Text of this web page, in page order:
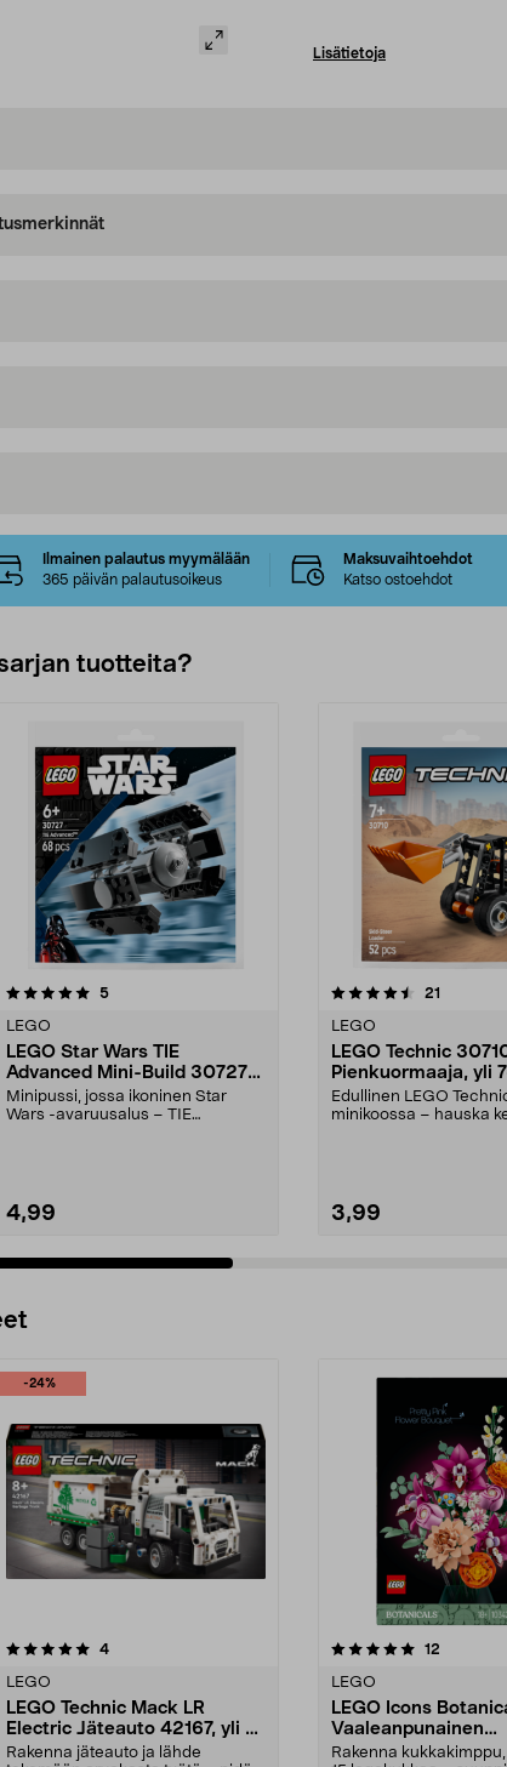
Lisätietoja
Ilmainen palautus myymälään
365 päivän palautusoikeus
Maksuvaihtoehdot
Katso ostoehdot
tuotteita?
5arvostelut
LEGO
LEGO Star Wars TIE
Advanced Mini-Build 30727
Minipussi, 6+ vuotta
Minipussi, jossa ikoninen Star
Wars -avaruusalus – TIE
4,99
4.5viidestä
21
LEGO
LEGO Technic
Pienkuormaaja, yli
vuotiaille
Edullinen LEGO
minikoossa – hauska
3,99
5.0viidestä
-24%
4arvostelut
LEGO
LEGO Technic Mack LR
Electric Jäteauto 42167, yli 8-
vuotiaille
Rakenna jäteauto ja lähde
5.0 viidestä
12
LEGO
LEGO Icons
Vaaleanpunainen
kukkakimppu
Rakenna
4.5 viidestä